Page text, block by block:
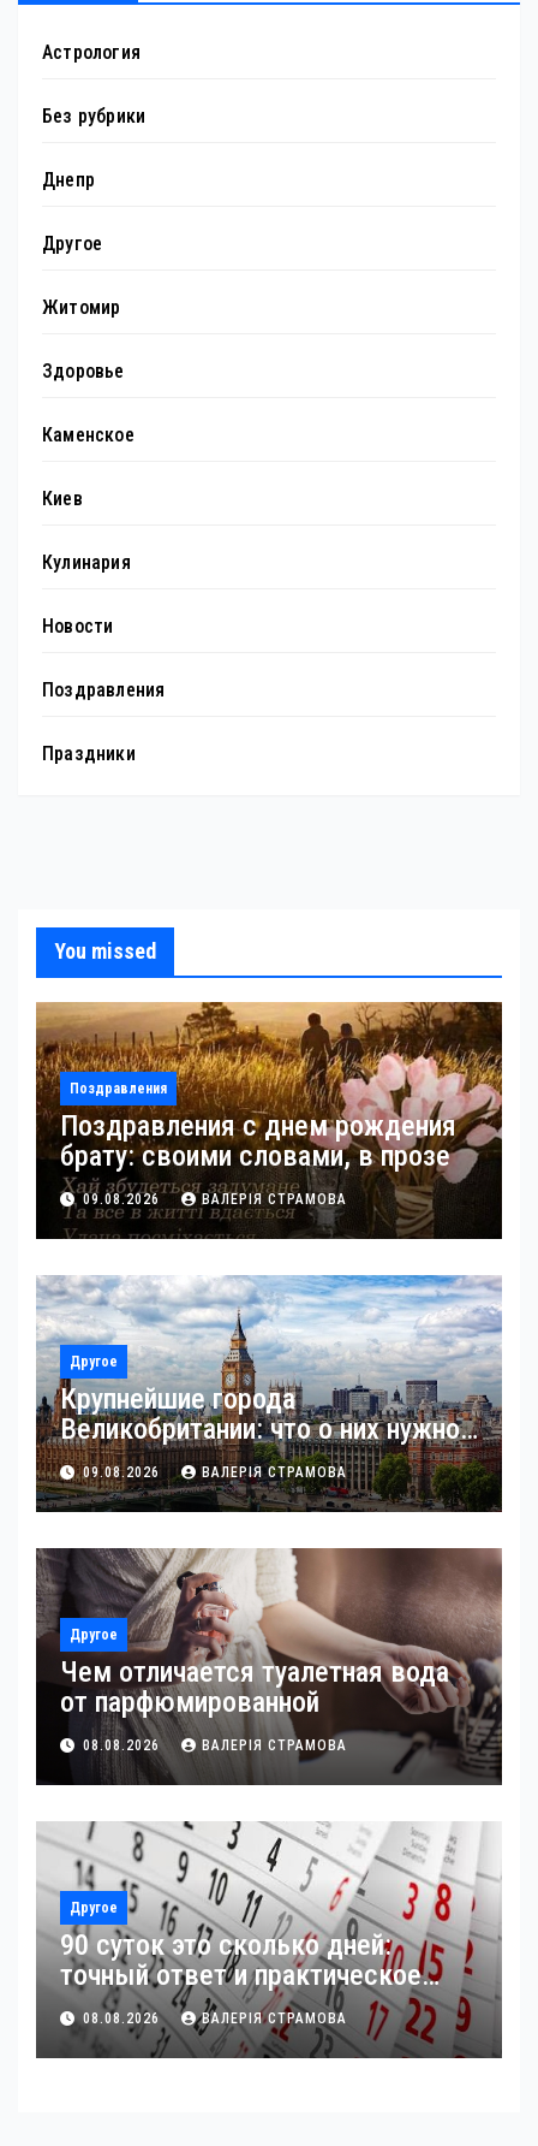
Астрология
Без рубрики
Днепр
Другое
Житомир
Здоровье
Каменское
Киев
Кулинария
Новости
Поздравления
Праздники
You missed
Поздравления
Поздравления с днем рождения
брату: своими словами, в прозе
09.08.2026 ВАЛЕРІЯ СТРАМОВА
Другое
Крупнейшие города
Великобритании: что о них нужно
знать
09.08.2026 ВАЛЕРІЯ СТРАМОВА
Другое
Чем отличается туалетная вода
от парфюмированной
08.08.2026 ВАЛЕРІЯ СТРАМОВА
Другое
90 суток это сколько дней:
точный ответ и практическое
применение
08.08.2026 ВАЛЕРІЯ СТРАМОВА